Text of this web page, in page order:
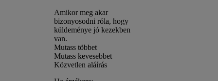
Amikor meg akar
bizonyosodni róla, hogy
küldeménye jó kezekben
van.
Mutass többet
Mutass kevesebbet
Közvetlen aláírás